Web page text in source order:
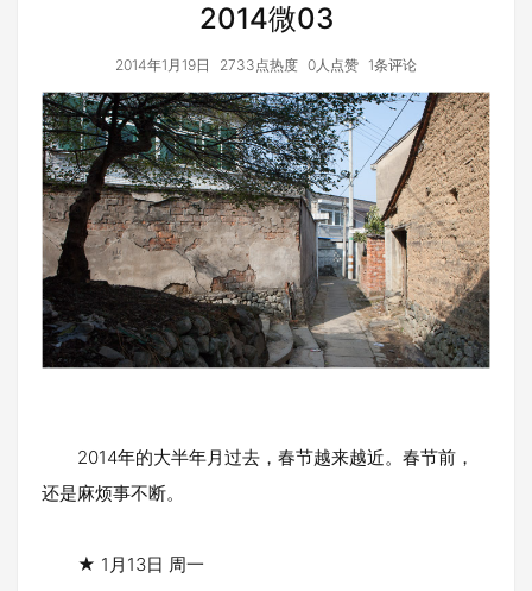
2014微03
2014年1月19日 2733点热度 0人点赞 1条评论
2014年的大半年月过去，春节越来越近。春节前，
还是麻烦事不断。
★ 1月13日 周一